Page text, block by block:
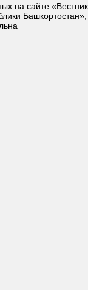
на сайте «Вестник
Башкортостан»,